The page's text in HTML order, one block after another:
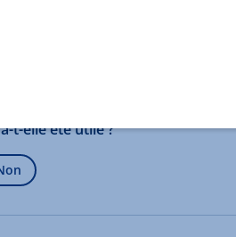
t-elle été utile ?